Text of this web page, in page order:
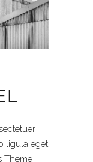
ligula eget
Theme